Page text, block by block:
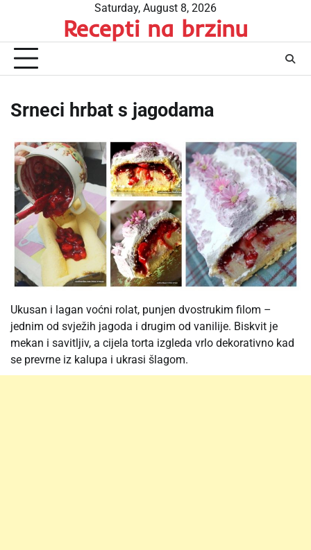
content
Saturday, August 8, 2026
Recepti na brzinu
Srneci hrbat s jagodama
Ukusan i lagan voćni rolat, punjen dvostrukim filom –
jednim od svježih jagoda i drugim od vanilije. Biskvit je
mekan i savitljiv, a cijela torta izgleda vrlo dekorativno kad
se prevrne iz kalupa i ukrasi šlagom.